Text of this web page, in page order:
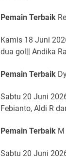
Pemain Terbaik
Kamis 18 Juni
dua gol|| Andika
Pemain Terbaik
Sabtu 20 Juni
Febianto, Aldi R
Pemain Terbaik
Sabtu 20 Juni